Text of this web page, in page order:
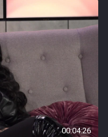
00:04:26